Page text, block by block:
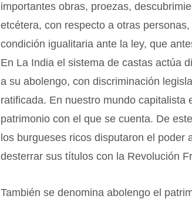
importantes obras, proezas,
etcétera, con respecto a otras
condición igualitaria ante la ley, que
En La India el sistema de castas actúa
a su abolengo, con discriminación
ratificada. En nuestro mundo
patrimonio con el que se cuenta. De
los burgueses ricos disputaron el
desterrar sus títulos con la Revolución
También se denomina abolengo el